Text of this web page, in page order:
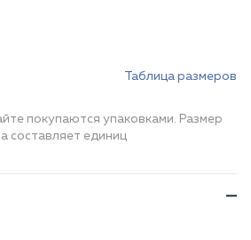
Таблица размеров
покупаются упаковками. Размер
составляет единиц